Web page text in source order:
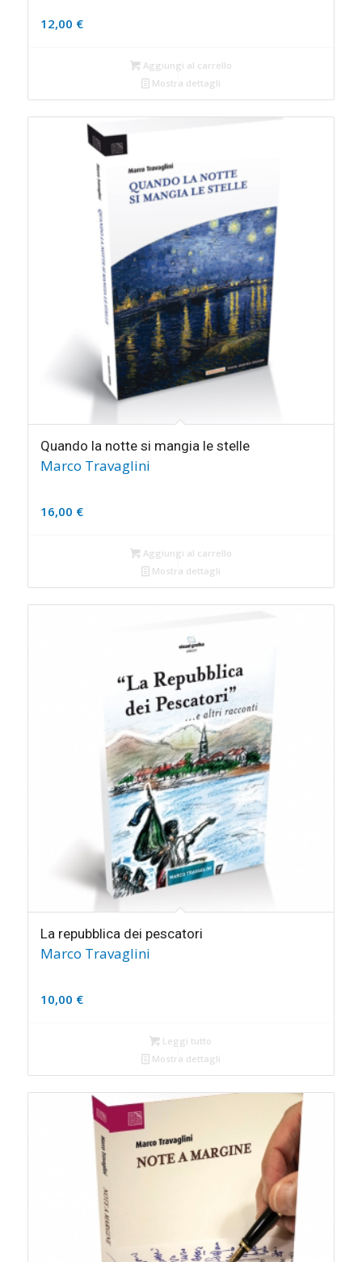
12,00 €
Aggiungi al carrello
Mostra dettagli
Quando la notte si mangia le stelle
Marco Travaglini
16,00 €
Aggiungi al carrello
Mostra dettagli
La repubblica dei pescatori
Marco Travaglini
10,00 €
Leggi tutto
Mostra dettagli